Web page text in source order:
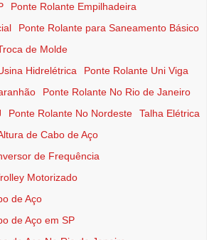
Ponte Rolante Empilhadeira
Ponte Rolante para Saneamento Básico
de Molde
Hidrelétrica
Ponte Rolante Uni Viga
Ponte Rolante No Rio de Janeiro
Ponte Rolante No Nordeste
Talha Elétrica
de Cabo de Aço
de Frequência
Motorizado
de Aço
de Aço em SP